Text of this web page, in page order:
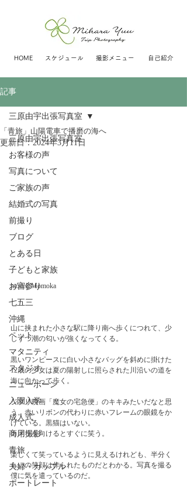
HOME スケジュール 撮影メニュー 自己紹介
記事
三原由宇出張写真室
お客様の声
写真について
ご家族の声
結婚式の写真
前撮り
ブログ
とある日
子どもと家族
お宮参り
七五三
沖縄
ペット
マタニティ
スタジオ
ニューボーン
入園入学
成人式
商用撮影
青旅
夫婦・カップル
ポートレート
三原由宇出張写真室
「青旅」山陽電車で播磨の海へ
更新日：2024年3月11日
model: Momoka
山に挟まれた小さな駅に降り南へ歩くにつれて、少
しずつ潮の匂いが強くなってくる。
黒いワンピースに白い小さなバッグを斜めに掛けた
12歳の少女は夏の陽射しに照らされた川沿いの道を
海に向かって歩く。
ジブリ映画「魔女の宅急便」のキキみたいだなと思
う。赤いリボンの代わりに赤いフレームの眼鏡をか
けている。黒猫はいない。
カメラを向けるとすぐに笑う。
楽しくて笑っているように見えるけれども、半分く
らいの笑顔は作られたものだとわかる。写真を撮る
僕に気を遣っているのだ。